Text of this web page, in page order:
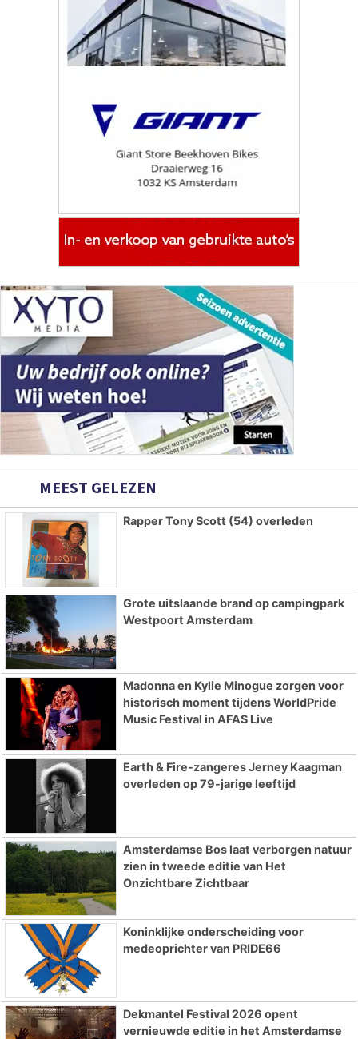
MEEST GELEZEN
Rapper Tony Scott (54) overleden
Grote uitslaande brand op campingpark
Westpoort Amsterdam
Madonna en Kylie Minogue zorgen voor
historisch moment tijdens WorldPride
Music Festival in AFAS Live
Earth & Fire-zangeres Jerney Kaagman
overleden op 79-jarige leeftijd
Amsterdamse Bos laat verborgen natuur
zien in tweede editie van Het
Onzichtbare Zichtbaar
Koninklijke onderscheiding voor
medeoprichter van PRIDE66
Dekmantel Festival 2026 opent
vernieuwde editie in het Amsterdamse